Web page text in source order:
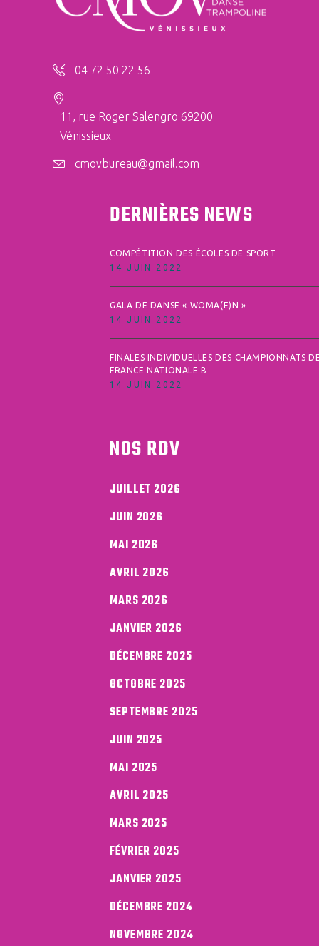
04 72 50 22 56
11, rue Roger Salengro 69200
Vénissieux
cmovbureau@gmail.com
DERNIÈRES NEWS
COMPÉTITION DES ÉCOLES DE SPORT
14 JUIN 2022
GALA DE DANSE « WOMA(E)N »
14 JUIN 2022
FINALES INDIVIDUELLES DES CHAMPIONNATS
FRANCE NATIONALE B
14 JUIN 2022
NOS RDV
JUILLET 2026
JUIN 2026
MAI 2026
AVRIL 2026
MARS 2026
JANVIER 2026
DÉCEMBRE 2025
OCTOBRE 2025
SEPTEMBRE 2025
JUIN 2025
MAI 2025
AVRIL 2025
MARS 2025
FÉVRIER 2025
JANVIER 2025
DÉCEMBRE 2024
NOVEMBRE 2024